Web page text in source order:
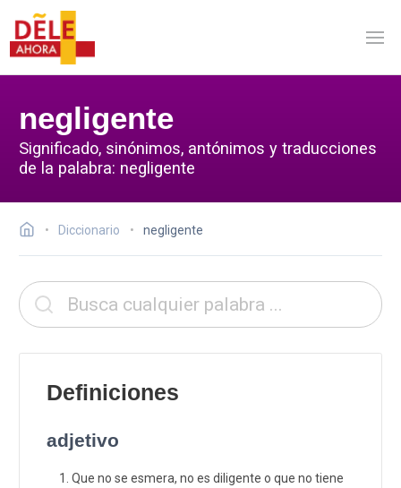
negligente
Significado, sinónimos, antónimos y traducciones
de la palabra: negligente
Diccionario negligente
Definiciones
adjetivo
Que no se esmera, no es diligente o que no tiene